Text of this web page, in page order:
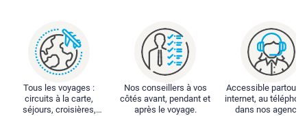
Tous les voyages :
circuits à la carte,
séjours, croisières,
Nos conseillers à vos
côtés avant, pendant et
après le voyage.
Accessible partout :
internet, au
dans nos